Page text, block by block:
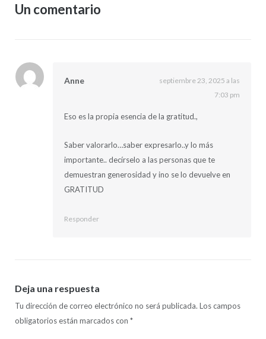
Un comentario
Anne
septiembre 23, 2025 a las
7:03 pm
Eso es la propia esencia de la gratitud.,
Saber valorarlo…saber expresarlo..y lo más
importante.. decírselo a las personas que te
demuestran generosidad y ino se lo devuelve en
GRATITUD
Responder
Deja una respuesta
Tu dirección de correo electrónico no será publicada. Los campos
obligatorios están marcados con *